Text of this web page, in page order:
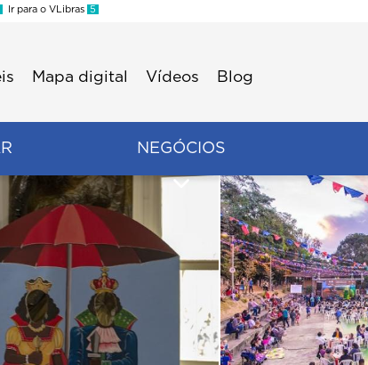
Ir para o VLibras 5
Mapa digital Vídeos Blog
NEGÓCIOS